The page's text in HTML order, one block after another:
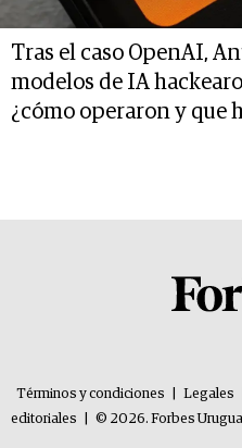
Tras el caso OpenAI,
modelos de IA
¿cómo operaron y que
Términos y condiciones Legales
editoriales
© 2026. Forbes